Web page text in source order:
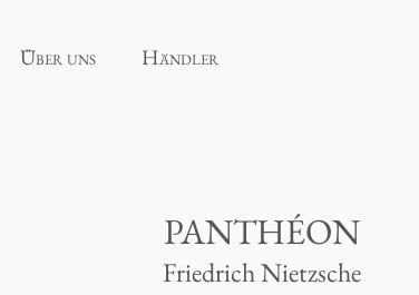
Über uns Händler
PANTHÉON
Friedrich Nietzsche